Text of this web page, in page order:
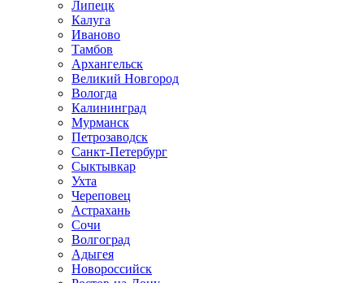
Липецк
Калуга
Иваново
Тамбов
Архангельск
Великий Новгород
Вологда
Калининград
Мурманск
Петрозаводск
Санкт-Петербург
Сыктывкар
Ухта
Череповец
Астрахань
Сочи
Волгоград
Адыгея
Новороссийск